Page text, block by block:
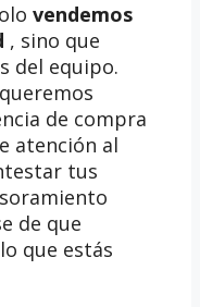
vendemos
, sino que
del equipo.
de compra
atención al
tus
de que
que estás